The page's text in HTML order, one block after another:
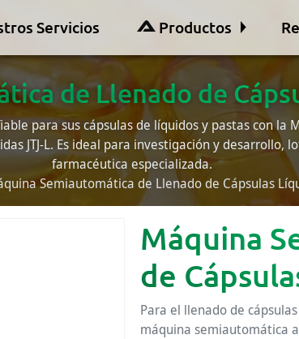
Servicios Productos
de Llenado de
para sus cápsulas de líquidos y pastas con la
JTJ-L. Es ideal para investigación y desarrollo,
farmacéutica especializada.
Semiautomática de Llenado de Cápsulas
Máquina
de
Para el llenado de
máquina semiautomática